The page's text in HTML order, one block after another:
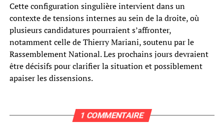
Cette configuration singulière intervient dans un
contexte de tensions internes au sein de la droite, où
plusieurs candidatures pourraient s’affronter,
notamment celle de Thierry Mariani, soutenu par le
Rassemblement National. Les prochains jours devraient
être décisifs pour clarifier la situation et possiblement
apaiser les dissensions.
1 COMMENTAIRE